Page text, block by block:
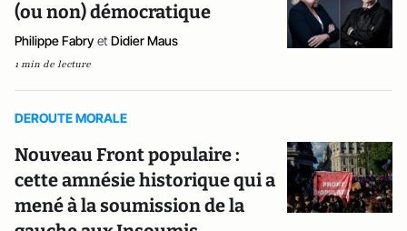
(ou non) démocratique
Philippe Fabry et Didier Maus
1 min de lecture
DEROUTE MORALE
Nouveau Front populaire :
cette amnésie historique qui a
mené à la soumission de la